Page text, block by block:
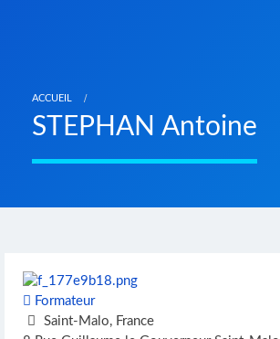
ACCUEIL
STEPHAN Antoine
Formateur
Saint-Malo, France